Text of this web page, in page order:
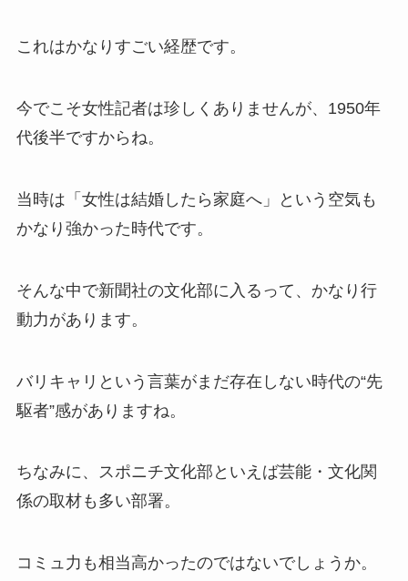
これはかなりすごい経歴です。
今でこそ女性記者は珍しくありませんが、1950年
代後半ですからね。
当時は「女性は結婚したら家庭へ」という空気も
かなり強かった時代です。
そんな中で新聞社の文化部に入るって、かなり行
動力があります。
バリキャリという言葉がまだ存在しない時代の“先
駆者”感がありますね。
ちなみに、スポニチ文化部といえば芸能・文化関
係の取材も多い部署。
コミュ力も相当高かったのではないでしょうか。